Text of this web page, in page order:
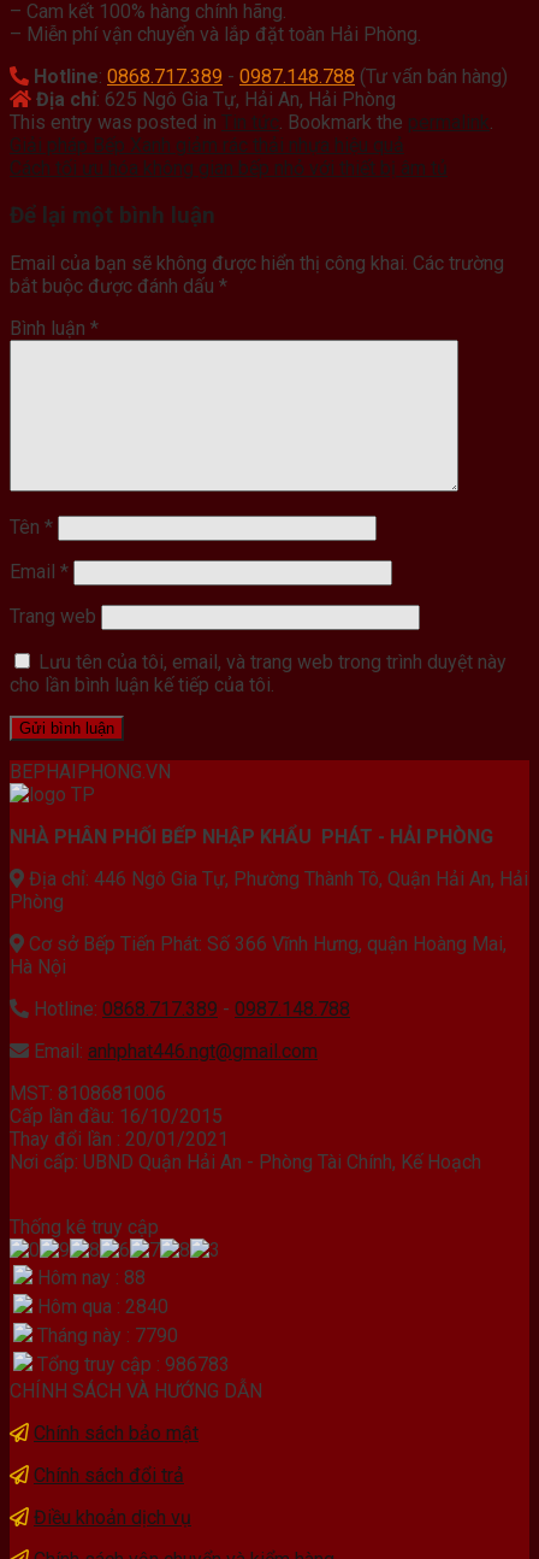
– Cam kết 100% hàng chính hãng.
– Miễn phí vận chuyển và lắp đặt toàn Hải Phòng.
Hotline: 0868.717.389 - 0987.148.788 (Tư vấn bán hàng)
Địa chỉ: 625 Ngô Gia Tự, Hải An, Hải Phòng
This entry was posted in Tin tức. Bookmark the permalink.
Giải pháp Bếp Xanh giảm rác thải nhựa hiệu quả
Cách tối ưu hóa không gian bếp nhỏ với thiết bị âm tủ
Để lại một bình luận
Email của bạn sẽ không được hiển thị công khai. Các trường
bắt buộc được đánh dấu *
Bình luận *
Tên *
Email *
Trang web
Lưu tên của tôi, email, và trang web trong trình duyệt này
cho lần bình luận kế tiếp của tôi.
BEPHAIPHONG.VN
NHÀ PHÂN PHỐI BẾP NHẬP KHẨU PHÁT - HẢI PHÒNG
Địa chỉ: 446 Ngô Gia Tự, Phường Thành Tô, Quận Hải An, Hải
Phòng
Cơ sở Bếp Tiến Phát: Số 366 Vĩnh Hưng, quận Hoàng Mai,
Hà Nội
Hotline: 0868.717.389 - 0987.148.788
Email: anhphat446.ngt@gmail.com
MST: 8108681006
Cấp lần đầu: 16/10/2015
Thay đổi lần : 20/01/2021
Nơi cấp: UBND Quận Hải An - Phòng Tài Chính, Kế Hoạch
Thống kê truy cập
Hôm nay : 88
Hôm qua : 2840
Tháng này : 7790
Tổng truy cập : 986783
CHÍNH SÁCH VÀ HƯỚNG DẪN
Chính sách bảo mật
Chính sách đổi trả
Điều khoản dịch vụ